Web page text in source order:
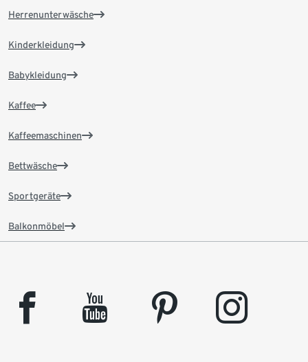
Herrenunterwäsche
Kinderkleidung
Babykleidung
Kaffee
Kaffeemaschinen
Bettwäsche
Sportgeräte
Balkonmöbel
facebook youtube pinterest instagram